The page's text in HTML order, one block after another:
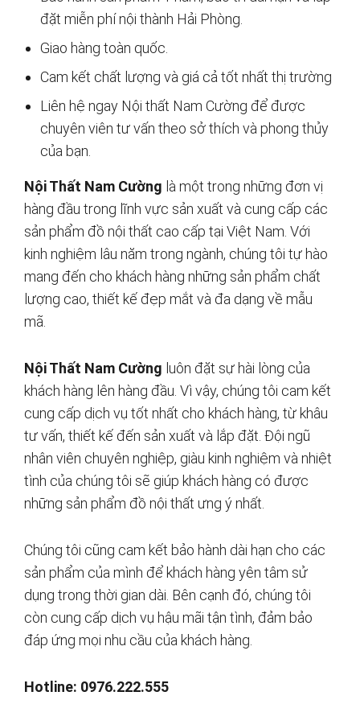
đặt miễn phí nội thành Hải Phòng.
Giao hàng toàn quốc.
Cam kết chất lượng và giá cả tốt nhất thị trường
Liên hệ ngay Nội thất Nam Cường để được
chuyên viên tư vấn theo sở thích và phong thủy
của bạn.
Nội Thất Nam Cường là một trong những đơn vị
hàng đầu trong lĩnh vực sản xuất và cung cấp các
sản phẩm đồ nội thất cao cấp tại Việt Nam. Với
kinh nghiệm lâu năm trong ngành, chúng tôi tự hào
mang đến cho khách hàng những sản phẩm chất
lượng cao, thiết kế đẹp mắt và đa dạng về mẫu
mã.
Nội Thất Nam Cường luôn đặt sự hài lòng của
khách hàng lên hàng đầu. Vì vậy, chúng tôi cam kết
cung cấp dịch vụ tốt nhất cho khách hàng, từ khâu
tư vấn, thiết kế đến sản xuất và lắp đặt. Đội ngũ
nhân viên chuyên nghiệp, giàu kinh nghiệm và nhiệt
tình của chúng tôi sẽ giúp khách hàng có được
những sản phẩm đồ nội thất ưng ý nhất.
Chúng tôi cũng cam kết bảo hành dài hạn cho các
sản phẩm của mình để khách hàng yên tâm sử
dụng trong thời gian dài. Bên cạnh đó, chúng tôi
còn cung cấp dịch vụ hậu mãi tận tình, đảm bảo
đáp ứng mọi nhu cầu của khách hàng.
Hotline: 0976.222.555